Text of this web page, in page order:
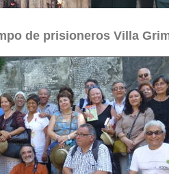
de prisioneros Villa